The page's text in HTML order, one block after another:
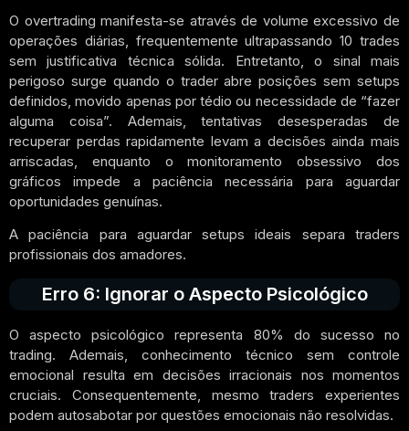
O overtrading manifesta-se através de volume excessivo de
operações diárias, frequentemente ultrapassando 10 trades
sem justificativa técnica sólida. Entretanto, o sinal mais
perigoso surge quando o trader abre posições sem setups
definidos, movido apenas por tédio ou necessidade de “fazer
alguma coisa”. Ademais, tentativas desesperadas de
recuperar perdas rapidamente levam a decisões ainda mais
arriscadas, enquanto o monitoramento obsessivo dos
gráficos impede a paciência necessária para aguardar
oportunidades genuínas.
A paciência para aguardar setups ideais separa traders
profissionais dos amadores.
Erro 6: Ignorar o Aspecto Psicológico
O aspecto psicológico representa 80% do sucesso no
trading. Ademais, conhecimento técnico sem controle
emocional resulta em decisões irracionais nos momentos
cruciais. Consequentemente, mesmo traders experientes
podem autosabotar por questões emocionais não resolvidas.